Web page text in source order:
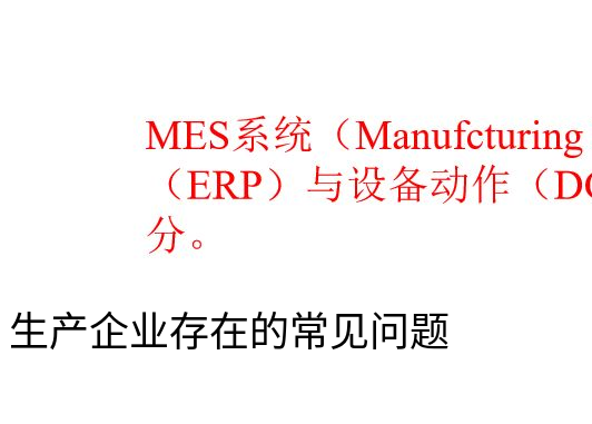
生产企业存在的常见问题